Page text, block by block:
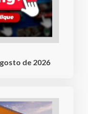
de 2026